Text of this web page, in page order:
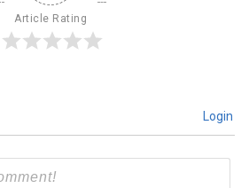
Article Rating
Login